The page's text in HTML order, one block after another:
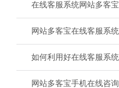
在线客服系统网站多客
网站多客宝在线客服系
如何利用好在线客服系统
网站多客宝手机在线咨